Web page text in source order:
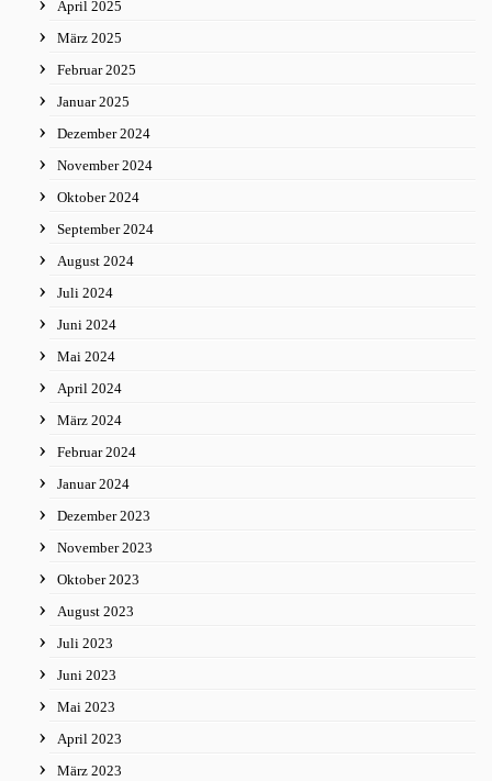
April 2025
März 2025
Februar 2025
Januar 2025
Dezember 2024
November 2024
Oktober 2024
September 2024
August 2024
Juli 2024
Juni 2024
Mai 2024
April 2024
März 2024
Februar 2024
Januar 2024
Dezember 2023
November 2023
Oktober 2023
August 2023
Juli 2023
Juni 2023
Mai 2023
April 2023
März 2023